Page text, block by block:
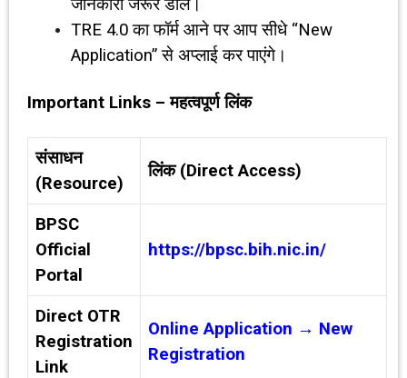
जानकारी जरूर डालें।
TRE 4.0 का फॉर्म आने पर आप सीधे “New
Application” से अप्लाई कर पाएंगे।
Important Links –महत्वपूर्ण लिंक
संसाधन
(Resource)
लिंक (Direct Access)
BPSC
Official
Portal
https://bpsc.bih.nic.in/
Direct OTR
Registration
Link
Online Application → New
Registration